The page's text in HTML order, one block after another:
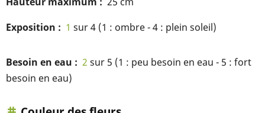
Exposition
1 sur 4 (1 : ombre - 4 : plein soleil)
Besoin en eau 2 sur 5 (1 : peu besoin en eau - 5 : fort
besoin en eau)